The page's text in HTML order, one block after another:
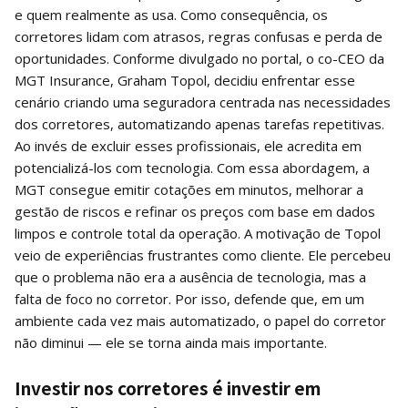
e quem realmente as usa. Como consequência, os
corretores lidam com atrasos, regras confusas e perda de
oportunidades. Conforme divulgado no portal, o co-CEO da
MGT Insurance, Graham Topol, decidiu enfrentar esse
cenário criando uma seguradora centrada nas necessidades
dos corretores, automatizando apenas tarefas repetitivas.
Ao invés de excluir esses profissionais, ele acredita em
potencializá-los com tecnologia. Com essa abordagem, a
MGT consegue emitir cotações em minutos, melhorar a
gestão de riscos e refinar os preços com base em dados
limpos e controle total da operação. A motivação de Topol
veio de experiências frustrantes como cliente. Ele percebeu
que o problema não era a ausência de tecnologia, mas a
falta de foco no corretor. Por isso, defende que, em um
ambiente cada vez mais automatizado, o papel do corretor
não diminui — ele se torna ainda mais importante.
Investir nos corretores é investir em